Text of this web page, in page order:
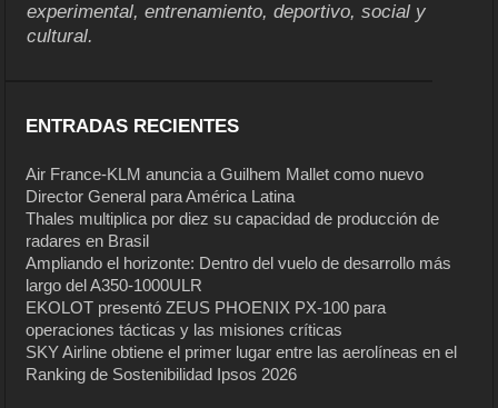
experimental, entrenamiento, deportivo, social y
cultural.
ENTRADAS RECIENTES
Air France-KLM anuncia a Guilhem Mallet como nuevo
Director General para América Latina
Thales multiplica por diez su capacidad de producción de
radares en Brasil
Ampliando el horizonte: Dentro del vuelo de desarrollo más
largo del A350-1000ULR
EKOLOT presentó ZEUS PHOENIX PX-100 para
operaciones tácticas y las misiones críticas
SKY Airline obtiene el primer lugar entre las aerolíneas en el
Ranking de Sostenibilidad Ipsos 2026